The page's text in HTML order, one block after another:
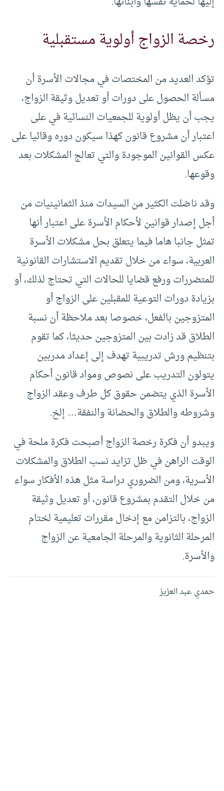
رخصة الزواج أولوية مستقبلية
تؤكد العديد من المختصات في مجالات الأسرة أن
مسألة الحصول على دورات أو تعديل وثيقة الزواج،
يجب أن يظل أولوية للجمعيات النسائية في على
اعتبار أن مشروع قانون كهذا سيكون دوره وقائيا على
عكس القوانين الموجودة والتي تعالج المشكلات بعد
وقوعها.
وقد ناضلت الكثير من السيدات منذ الثمانينيات من
أجل إصدار قوانين لأحكام الأسرة على اعتبار أنها
تمثل جانبا هاما فيما يتعلق بحل مشكلات الأسرة
العربية، سواء من خلال تقديم الاستشارات القانونية
للمتضررات ورفع قضايا للحالات التي تحتاج لذلك، أو
بزيادة دورات التوعية للمقبلين على الزواج أو
المتزوجين بالفعل، خصوصا بعد ملاحظة أن نسبة
الطلاق قد زادت بين المتزوجين حديثا، كما تقوم
بتنظيم ورش تدريبية تهدف إلى إعداد مدربين
يتولون التدريب على نصوص ومواد قانون أحكام
الأسرة الذي يتضمن حقوق كل طرف وعقد الزواج
وشروطه والطلاق والحضانة والنفقة… إلخ.
ويبدو أن فكرة رخصة الزواج أصبحت فكرة ملحة في
الوقت الراهن في ظل تزايد نسب الطلاق والمشكلات
الأسرية، ومن الضروري دراسة مثل هذه الأفكار سواء
من خلال التقدم بمشروع قانون، أو تعديل وثيقة
الزواج، بالتزامن مع إدخال مقررات تعليمية لختام
المرحلة الثانوية والمرحلة الجامعية عن الزواج
والأسرة.
حمدي عبد العزيز